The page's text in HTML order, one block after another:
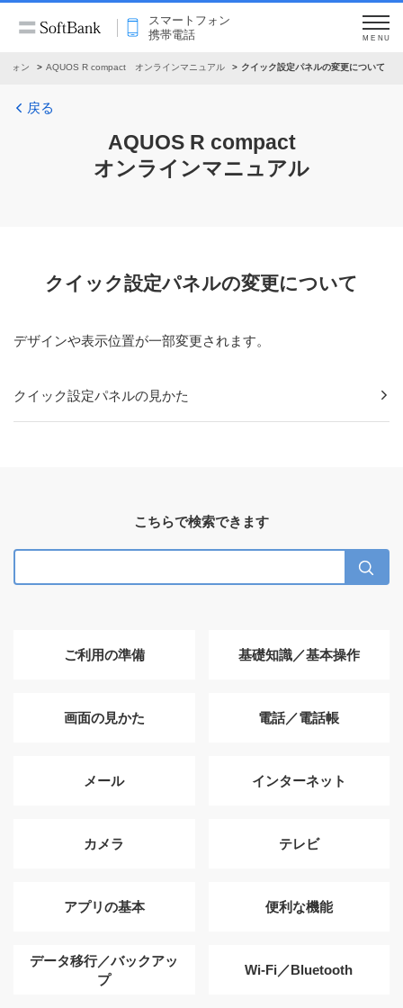
スマートフォン
携帯電話
MENU
フォン AQUOS R compact オンラインマニュアル クイック設定パネルの変更について
戻る
AQUOS R compact
オンラインマニュアル
クイック設定パネルの変更について
デザインや表示位置が一部変更されます。
クイック設定パネルの見かた
こちらで検索できます
ご利用の準備 基礎知識／基本操作
画面の見かた 電話／電話帳
メール インターネット
カメラ テレビ
アプリの基本 便利な機能
データ移行／バックアッ
プ
Wi-Fi／Bluetooth